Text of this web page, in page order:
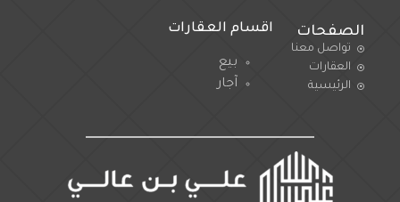
الصفحات
تواصل معنا
العقارات
الرئيسية
اقسام العقارات
بيع
آجار